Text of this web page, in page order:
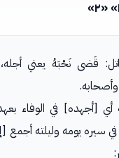
«٢»
قَضى نَحْبَهُ يعني
وأصحابه.
[أجهده] في الوفاء
سيره يومه وليلته أجمع